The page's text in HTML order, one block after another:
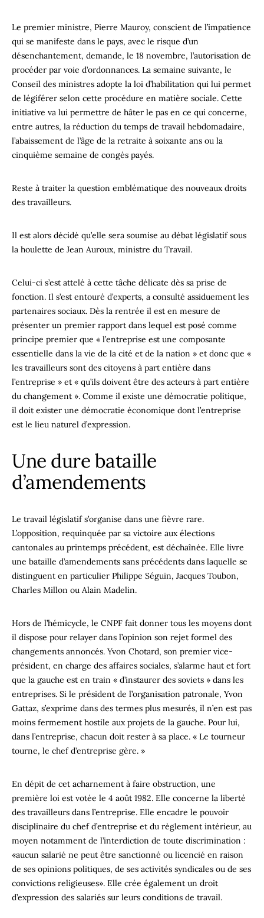
Le premier ministre, Pierre Mauroy, conscient de l’impatience
qui se manifeste dans le pays, avec le risque d’un
désenchantement, demande, le 18 novembre, l’autorisation de
procéder par voie d’ordonnances. La semaine suivante, le
Conseil des ministres adopte la loi d’habilitation qui lui permet
de légiférer selon cette procédure en matière sociale. Cette
initiative va lui permettre de hâter le pas en ce qui concerne,
entre autres, la réduction du temps de travail hebdomadaire,
l’abaissement de l’âge de la retraite à soixante ans ou la
cinquième semaine de congés payés.
Reste à traiter la question emblématique des nouveaux droits
des travailleurs.
Il est alors décidé qu’elle sera soumise au débat législatif sous
la houlette de Jean Auroux, ministre du Travail.
Celui-ci s’est attelé à cette tâche délicate dès sa prise de
fonction. Il s’est entouré d’experts, a consulté assiduement les
partenaires sociaux. Dès la rentrée il est en mesure de
présenter un premier rapport dans lequel est posé comme
principe premier que « l’entreprise est une composante
essentielle dans la vie de la cité et de la nation » et donc que «
les travailleurs sont des citoyens à part entière dans
l’entreprise » et « qu’ils doivent être des acteurs à part entière
du changement ». Comme il existe une démocratie politique,
il doit exister une démocratie économique dont l’entreprise
est le lieu naturel d’expression.
Une dure bataille
d’amendements
Le travail législatif s’organise dans une fièvre rare.
L’opposition, requinquée par sa victoire aux élections
cantonales au printemps précédent, est déchaînée. Elle livre
une bataille d’amendements sans précédents dans laquelle se
distinguent en particulier Philippe Séguin, Jacques Toubon,
Charles Millon ou Alain Madelin.
Hors de l’hémicycle, le CNPF fait donner tous les moyens dont
il dispose pour relayer dans l’opinion son rejet formel des
changements annoncés. Yvon Chotard, son premier vice-
président, en charge des affaires sociales, s’alarme haut et fort
que la gauche est en train « d’instaurer des soviets » dans les
entreprises. Si le président de l’organisation patronale, Yvon
Gattaz, s’exprime dans des termes plus mesurés, il n’en est pas
moins fermement hostile aux projets de la gauche. Pour lui,
dans l’entreprise, chacun doit rester à sa place. « Le tourneur
tourne, le chef d’entreprise gère. »
En dépit de cet acharnement à faire obstruction, une
première loi est votée le 4 août 1982. Elle concerne la liberté
des travailleurs dans l’entreprise. Elle encadre le pouvoir
disciplinaire du chef d’entreprise et du règlement intérieur, au
moyen notamment de l’interdiction de toute discrimination :
«aucun salarié ne peut être sanctionné ou licencié en raison
de ses opinions politiques, de ses activités syndicales ou de ses
convictions religieuses». Elle crée également un droit
d’expression des salariés sur leurs conditions de travail.